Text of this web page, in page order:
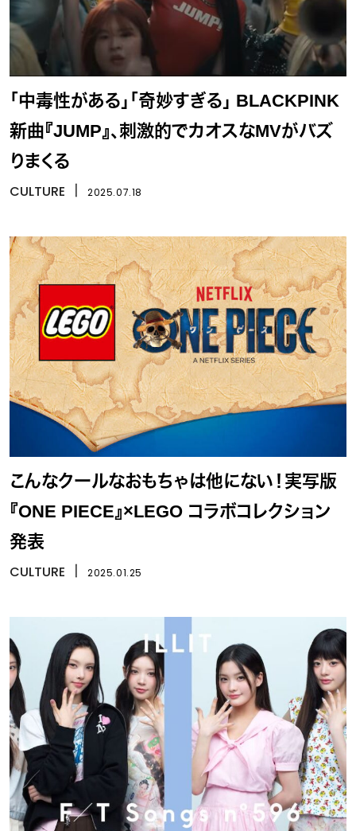
「中毒性がある」「奇妙すぎる」 BLACKPINK
新曲『JUMP』、刺激的でカオスなMVがバズ
りまくる
CULTURE 2025.07.18
こんなクールなおもちゃは他にない！実写版
『ONE PIECE』×LEGO コラボコレクション
発表
CULTURE 2025.01.25